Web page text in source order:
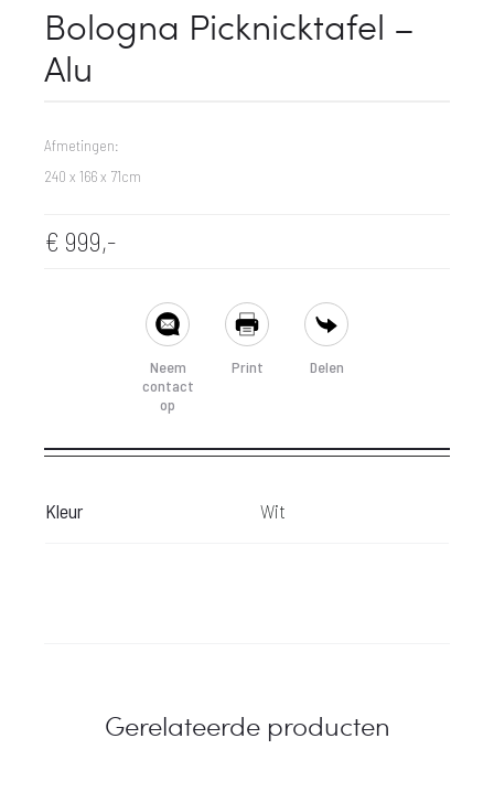
Bologna Picknicktafel –
Alu
Afmetingen:
240 x 166 x 71cm
€ 999,-
Neem
contact
op
Print Delen
Kleur Wit
Gerelateerde producten